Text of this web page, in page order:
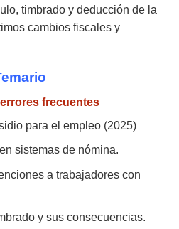
timbrado y deducción de la
cambios fiscales y
frecuentes
para el empleo (2025)
sistemas de nómina.
a trabajadores con
y sus consecuencias.